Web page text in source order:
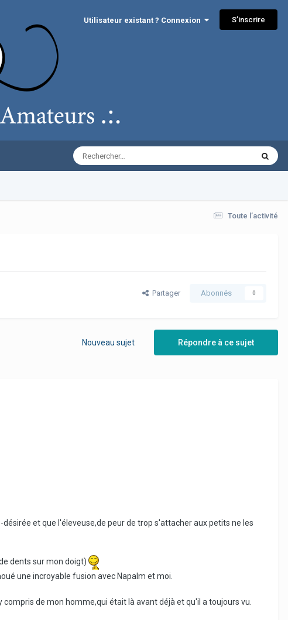
Utilisateur existant ? Connexion S’inscrire
Toute l’activité
Partager Abonnés 0
Répondre à ce sujet
Nouveau sujet
et que l'éleveuse,de peur de trop s'attacher aux petits ne les
dents sur mon doigt)
une incroyable fusion avec Napalm et moi.
de mon homme,qui était là avant déjà et qu'il a toujours vu.